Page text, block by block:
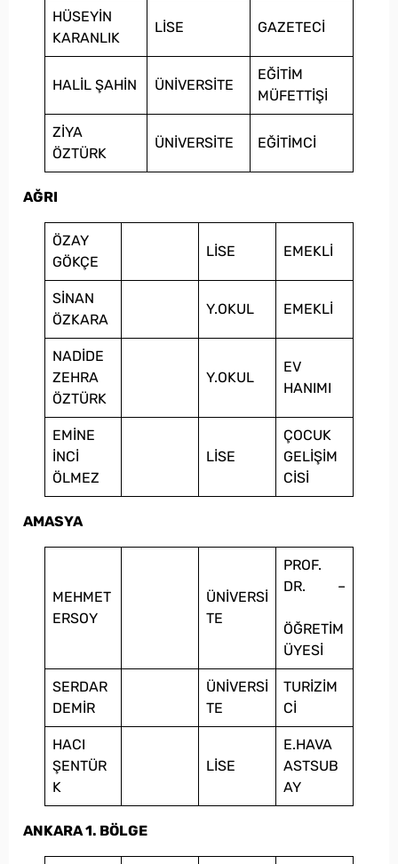
HÜSEYİN
KARANLIK
LİSE GAZETECİ
HALİL ŞAHİN ÜNİVERSİTE
EĞİTİM
MÜFETTİŞİ
ZİYA
ÖZTÜRK
ÜNİVERSİTE EĞİTİMCİ
AĞRI
ÖZAY
GÖKÇE
LİSE EMEKLİ
SİNAN
ÖZKARA
Y.OKUL EMEKLİ
NADİDE
ZEHRA
ÖZTÜRK
Y.OKUL
EV
HANIMI
EMİNE
İNCİ
ÖLMEZ
LİSE
ÇOCUK
GELİŞİM
CİSİ
AMASYA
MEHMET
ERSOY
ÜNİVERSİ
TE
PROF.
DR. –
ÖĞRETİM
ÜYESİ
SERDAR
DEMİR
ÜNİVERSİ
TE
TURİZİM
Cİ
HACI
ŞENTÜR
K
LİSE
E.HAVA
ASTSUB
AY
ANKARA 1. BÖLGE